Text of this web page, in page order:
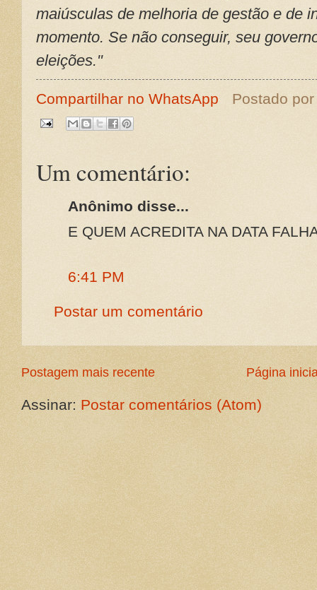
maiúsculas de melhoria de gestão e de
momento. Se não conseguir, seu
eleições."
Compartilhar no WhatsApp Postado
Um comentário:
Anônimo disse...
E QUEM ACREDITA NA DATA
6:41 PM
Postar um comentário
Postagem mais recente Página
Assinar: Postar comentários (Atom)